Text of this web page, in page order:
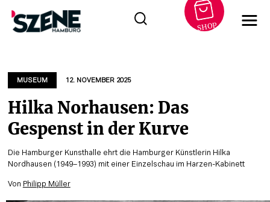
springen
SHOP
MUSEUM 12. NOVEMBER 2025
Hilka Norhausen: Das
Gespenst in der Kurve
Die Hamburger Kunsthalle ehrt die Hamburger Künstlerin Hilka
Nordhausen (1949–1993) mit einer Einzelschau im Harzen-Kabinett
Von Philipp Müller